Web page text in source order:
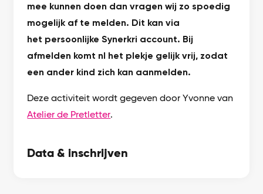
mee kunnen doen dan vragen wij zo spoedig
mogelijk af te melden. Dit kan via
het persoonlijke Synerkri account. Bij
afmelden komt nl het plekje gelijk vrij, zodat
een ander kind zich kan aanmelden.
Deze activiteit wordt gegeven door Yvonne van
Atelier de Pretletter.
Data & inschrijven